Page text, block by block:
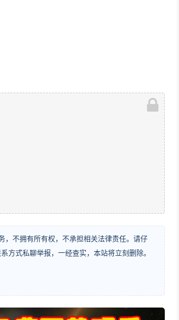
，不拥有所有权，不承担相关法律责任。请仔
方式私聊举报，一经查实，本站将立刻删除。